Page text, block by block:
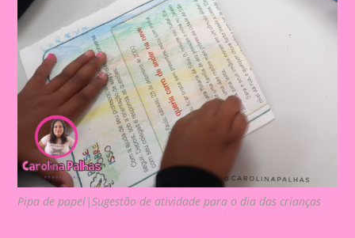
Pipa de papel|Sugestão de atividade para o dia das crianças